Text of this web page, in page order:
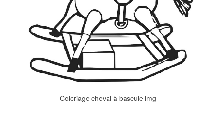
Coloriage cheval à bascule img